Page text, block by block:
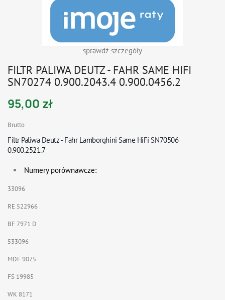
sprawdź szczegóły
FILTR PALIWA DEUTZ - FAHR SAME HIFI
SN70274 0.900.2043.4 0.900.0456.2
95,00 zł
Brutto
Filtr Paliwa Deutz - Fahr Lamborghini Same HiFiSN70506
0.900.2521.7
Numery porównawcze:
33096
RE 522966
BF 7971 D
533096
MDF 9075
FS 19985
WK 8171